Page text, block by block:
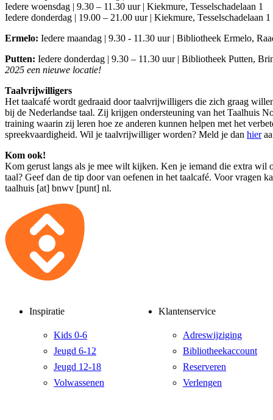
Iedere woensdag | 9.30 – 11.30 uur | Kiekmure, Tesselschadelaan 1
Iedere donderdag | 19.00 – 21.00 uur | Kiekmure, Tesselschadelaan 1
Ermelo: Iedere maandag | 9.30 - 11.30 uur | Bibliotheek Ermelo,
Putten: Iedere donderdag | 9.30 – 11.30 uur | Bibliotheek Putten,
2025 een nieuwe locatie!
Taalvrijwilligers
Het taalcafé wordt gedraaid door taalvrijwilligers die zich graag
bij de Nederlandse taal. Zij krijgen ondersteuning van het Taalhuis
training waarin zij leren hoe ze anderen kunnen helpen met het
spreekvaardigheid. Wil je taalvrijwilliger worden? Meld je dan hier
Kom ook!
Kom gerust langs als je mee wilt kijken. Ken je iemand die extra wil
taal? Geef dan de tip door van oefenen in het taalcafé. Voor vragen
taalhuis [at] bnwv [punt] nl.
Inspiratie
Kids 0-6
Jeugd 6-12
Jeugd 12-18
Volwassenen
Klantenservice
Adreswijziging
Bibliotheekaccount
Reserveren
Verlengen